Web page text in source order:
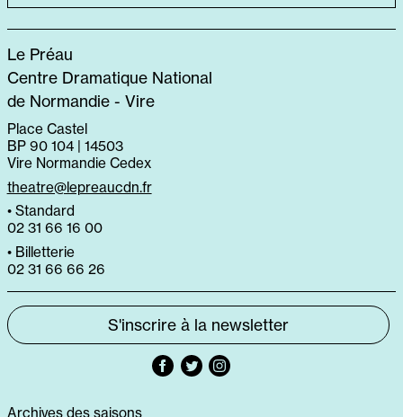
Le Préau
Centre Dramatique National
de Normandie - Vire
Place Castel
BP 90 104 | 14503
Vire Normandie Cedex
theatre@lepreaucdn.fr
• Standard
02 31 66 16 00
• Billetterie
02 31 66 66 26
S'inscrire à la newsletter
Archives des saisons